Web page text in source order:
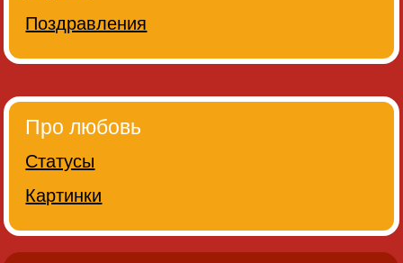
Поздравления
Про любовь
Статусы
Картинки